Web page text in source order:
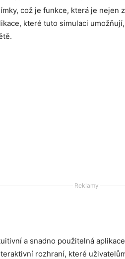
což je funkce, která je nejen
které tuto simulaci
Reklamy
a snadno použitelná
rozhraní, které